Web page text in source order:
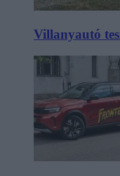
Villanyautó